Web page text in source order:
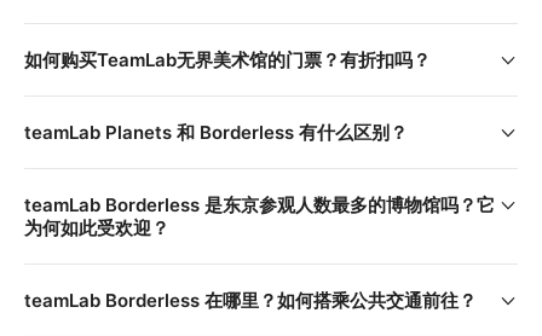
如何购买TeamLab无界美术馆的门票？有折扣吗？
teamLab Planets 和 Borderless 有什么区别？
teamLab Borderless 是东京参观人数最多的博物馆吗？它
为何如此受欢迎？
teamLab Borderless 在哪里？如何搭乘公共交通前往？